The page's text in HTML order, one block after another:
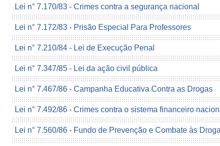
Lei n° 7.170/83 - Crimes contra a segurança nacional
Lei n° 7.172/83 - Prisão Especial Para Professores
Lei n° 7.210/84 - Lei de Execução Penal
Lei n° 7.347/85 - Lei da ação civil pública
Lei n° 7.467/86 - Campanha Educativa Contra as Drogas
Lei n° 7.492/86 - Crimes contra o sistema financeiro
Lei n° 7.560/86 - Fundo de Prevenção e Combate às